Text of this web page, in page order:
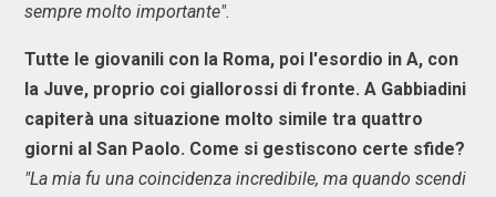
sempre molto importante".
Tutte le giovanili con la Roma, poi l'esordio in A, con
la Juve, proprio coi giallorossi di fronte. A Gabbiadini
capiterà una situazione molto simile tra quattro
giorni al San Paolo. Come si gestiscono certe sfide?
"La mia fu una coincidenza incredibile, ma quando scendi